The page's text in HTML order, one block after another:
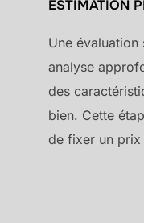
ESTIMATION
Une évaluation
analyse
des
bien. Cette
de fixer un